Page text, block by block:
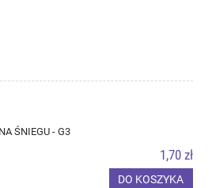
ŚNIEGU - G3
1,70 zł
DO KOSZYKA